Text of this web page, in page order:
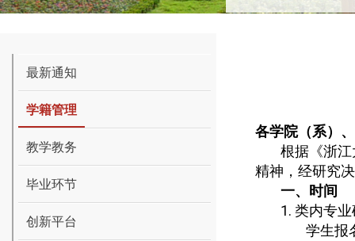
最新通知
学籍管理
教学教务
毕业环节
创新平台
各学院（系）
根据《浙
精神，经研究
一、时间
1. 类内专
学生报